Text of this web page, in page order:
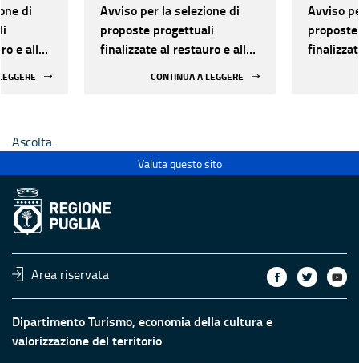
di
e alla
Avviso per la selezione di
proposte progettuali
finalizzate al restauro e alla
CONTINUA A LEGGERE
Avviso
Ascolta
Valuta questo sito
Area riservata
Dipartimento Turismo, economia della cultura e
valorizzazione del territorio